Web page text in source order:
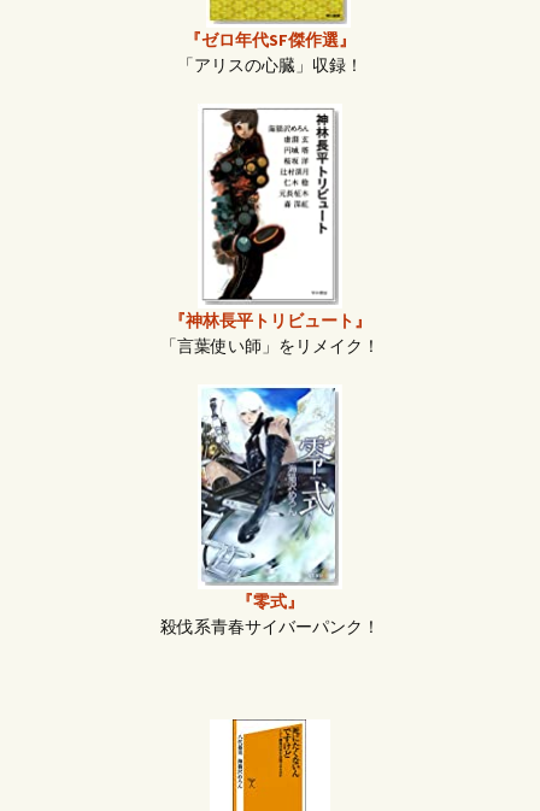
『ゼロ年代SF傑作選』
「アリスの心臓」収録！
『神林長平トリビュート』
「言葉使い師」をリメイク！
『零式』
殺伐系青春サイバーパンク！